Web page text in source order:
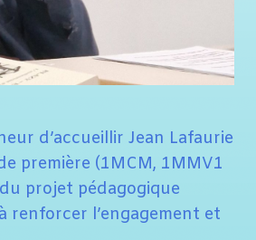
d’accueillir Jean Lafaurie
première (1MCM, 1MMV1
projet pédagogique
renforcer l’engagement et